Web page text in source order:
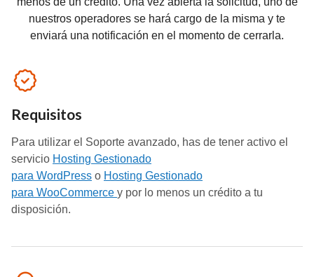
nuestros operadores se hará cargo de la misma y te
enviará una notificación en el momento de cerrarla.
Requisitos
Para utilizar el Soporte avanzado, has de tener activo el
servicio Hosting Gestionado
para WordPress o Hosting Gestionado
para WooCommerce y por lo menos un crédito a tu
disposición.